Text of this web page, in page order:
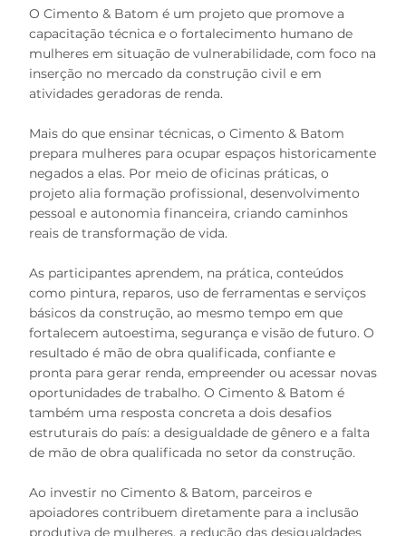
O Cimento & Batom é um projeto que promove a
capacitação técnica e o fortalecimento humano de
mulheres em situação de vulnerabilidade, com foco na
inserção no mercado da construção civil e em
atividades geradoras de renda.
Mais do que ensinar técnicas, o Cimento & Batom
prepara mulheres para ocupar espaços historicamente
negados a elas. Por meio de oficinas práticas, o
projeto alia formação profissional, desenvolvimento
pessoal e autonomia financeira, criando caminhos
reais de transformação de vida.
As participantes aprendem, na prática, conteúdos
como pintura, reparos, uso de ferramentas e serviços
básicos da construção, ao mesmo tempo em que
fortalecem autoestima, segurança e visão de futuro. O
resultado é mão de obra qualificada, confiante e
pronta para gerar renda, empreender ou acessar novas
oportunidades de trabalho. O Cimento & Batom é
também uma resposta concreta a dois desafios
estruturais do país: a desigualdade de gênero e a falta
de mão de obra qualificada no setor da construção.
Ao investir no Cimento & Batom, parceiros e
apoiadores contribuem diretamente para a inclusão